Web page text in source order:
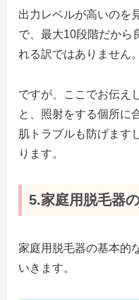
出力レベルが高いのを
で、最大10段階だから
れる訳ではありません。
ですが、ここでお伝え
と、照射をする個所に
肌トラブルも防げます
ります。
5.家庭用脱毛器
家庭用脱毛器の基本的
いきます。